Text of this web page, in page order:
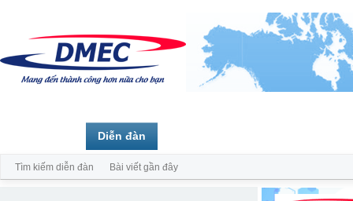
Diễn đàn
Tìm kiếm diễn đàn Bài viết gần đây